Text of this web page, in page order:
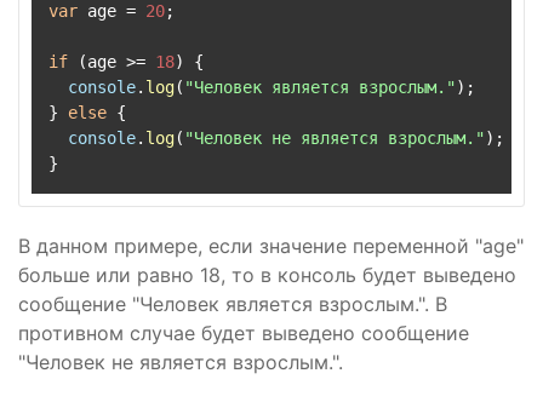
var age = 20;
if (age >= 18) {
console. log( "Человек является взрослым.");
} else {
console. log( "Человек не является взрослым.");
В данном примере, если значение переменной "age"
больше или равно 18, то в консоль будет выведено
сообщение "Человек является взрослым.". В
противном случае будет выведено сообщение
"Человек не является взрослым.".